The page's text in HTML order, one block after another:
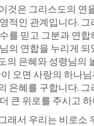
것은 그리스도의 연
적인 관계입니다.
를 믿고 그분과 연
의 연합을 누리게
의 은혜와 성령님의
오면 사랑의 하나
은혜를 구합니다.
큰 위로를 주시고
래서 우리는 비로소